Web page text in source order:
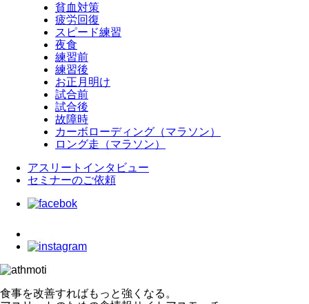
貧血対策
疲労回復
スピード練習
夜食
練習前
練習後
お正月明け
試合前
試合後
故障時
カーボローディング（マラソン）
ロング走（マラソン）
アスリートインタビュー
セミナーのご依頼
食事を改善すればもっと強くなる。